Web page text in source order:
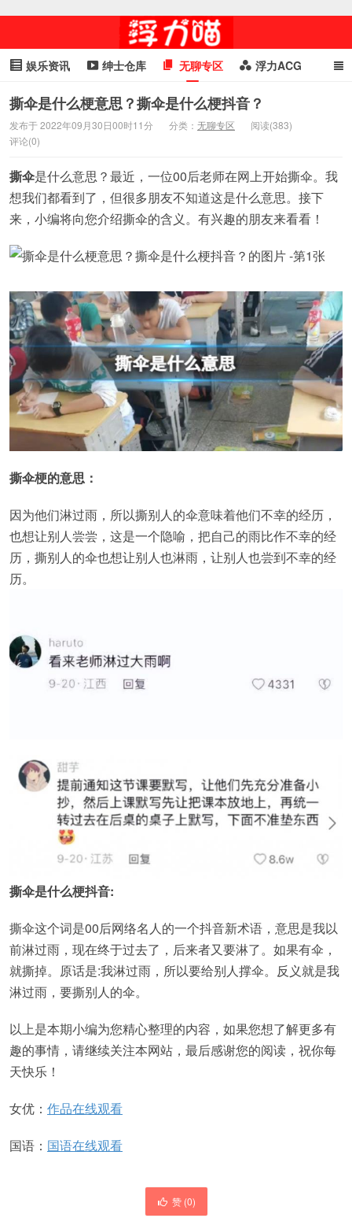
娱乐资讯 绅士仓库 无聊专区 浮力ACG
浮力GIF 明星头条 浮力资讯 头条女神 萌妹专区
cosplay
撕伞是什么梗意思？撕伞是什么梗抖音？
发布于 2022年09月30日00时11分 分类： 无聊专区
阅读(383)
评论(0)
撕伞是什么意思？最近，一位00后老师在网上开始撕伞。我
想我们都看到了，但很多朋友不知道这是什么意思。接下
来，小编将向您介绍撕伞的含义。有兴趣的朋友来看看！
撕伞梗的意思：
因为他们淋过雨，所以撕别人的伞意味着他们不幸的经历，
也想让别人尝尝，这是一个隐喻，把自己的雨比作不幸的经
历，撕别人的伞也想让别人也淋雨，让别人也尝到不幸的经
历。
撕伞是什么梗抖音:
撕伞这个词是00后网络名人的一个抖音新术语，意思是我以
前淋过雨，现在终于过去了，后来者又要淋了。如果有伞，
就撕掉。原话是:我淋过雨，所以要给别人撑伞。反义就是我
淋过雨，要撕别人的伞。
以上是本期小编为您精心整理的内容，如果您想了解更多有
趣的事情，请继续关注本网站，最后感谢您的阅读，祝你每
天快乐！
女优： 作品在线观看
国语： 国语在线观看
赞 (0)